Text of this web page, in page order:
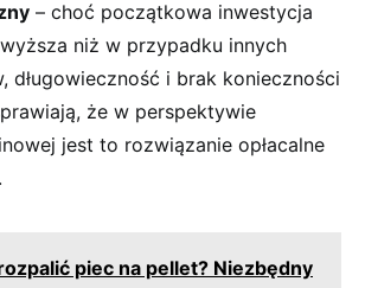
– choć początkowa inwestycja
niż w przypadku innych
długowieczność i brak konieczności
że w perspektywie
jest to rozwiązanie opłacalne
piec na pellet? Niezbędny